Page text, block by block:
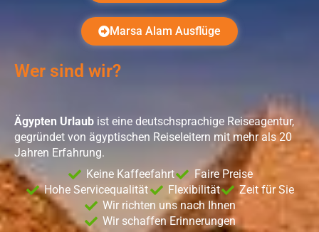
Marsa Alam Ausflüge
Wer sind wir?
Ägypten Urlaub ist eine deutschsprachige Reiseagentur,
gegründet von ägyptischen Reiseleitern mit mehr als 20
Jahren Erfahrung.
Keine Kaffeefahrt
Faire Preise
Hohe Servicequalität
Flexibilität
Zeit für Sie
Wir richten uns nach Ihnen
Wir schaffen Erinnerungen